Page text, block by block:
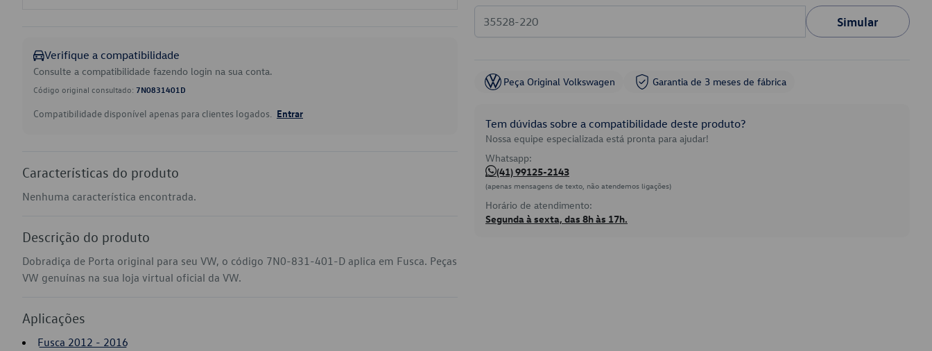
Verifique a compatibilidade
Consulte a compatibilidade fazendo login na sua conta.
Código original consultado: 7N0831401D
Compatibilidade disponível apenas para clientes logados. Entrar
Características do produto
Nenhuma característica encontrada.
Descrição do produto
Dobradiça de Porta original para seu VW, o código 7N0-831-401-D aplica em Fusca. Peças
VW genuínas na sua loja virtual oficial da VW.
Aplicações
Fusca 2012 - 2016
Simular
Peça Original Volkswagen Garantia de 3 meses de fábrica
Tem dúvidas sobre a compatibilidade deste produto?
Nossa equipe especializada está pronta para ajudar!
Whatsapp:
(41) 99125-2143
(apenas mensagens de texto, não atendemos ligações)
Horário de atendimento:
Segunda à sexta, das 8h às 17h.